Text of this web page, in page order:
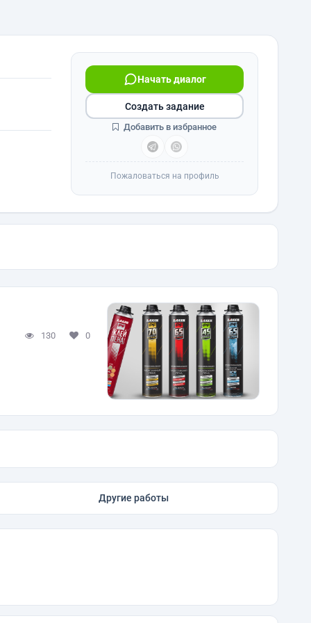
Начать диалог
Создать задание
Добавить в избранное
Пожаловаться на профиль
130 0
Другие работы